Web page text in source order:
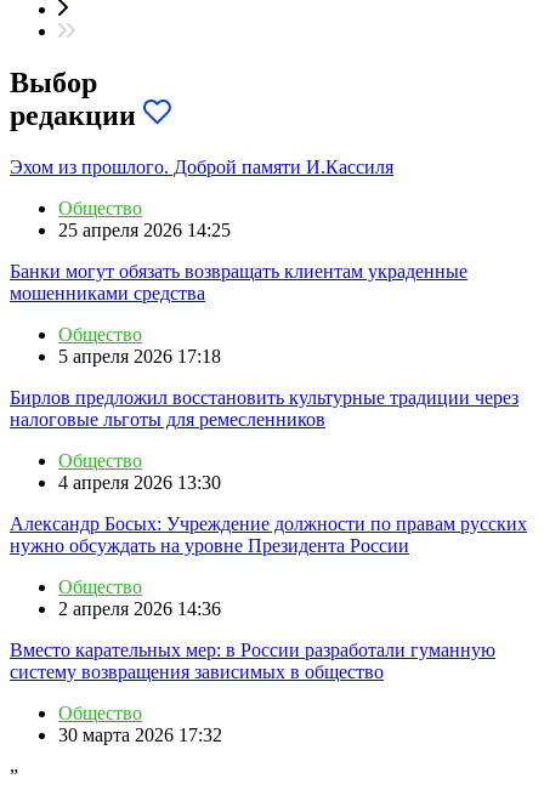
Выбор
редакции
Эхом из прошлого. Доброй памяти И.Кассиля
Общество
25 апреля 2026 14:25
Банки могут обязать возвращать клиентам украденные
мошенниками средства
Общество
5 апреля 2026 17:18
Бирлов предложил восстановить культурные традиции через
налоговые льготы для ремесленников
Общество
4 апреля 2026 13:30
Александр Босых: Учреждение должности по правам русских
нужно обсуждать на уровне Президента России
Общество
2 апреля 2026 14:36
Вместо карательных мер: в России разработали гуманную
систему возвращения зависимых в общество
Общество
30 марта 2026 17:32
”